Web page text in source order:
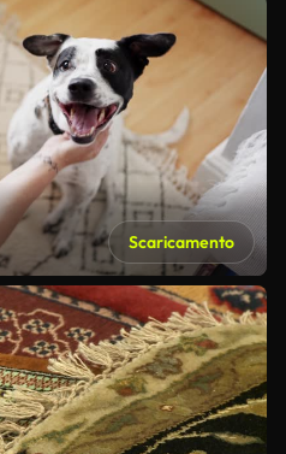
Scaricamento